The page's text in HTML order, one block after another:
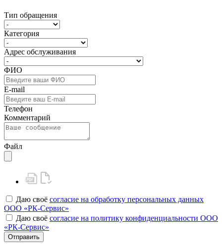
Тип обращения
Категория
Адрес обслуживания
ФИО
E-mail
Телефон
Комментарий
Файл
Даю своё согласие на обработку персональных данных
ООО «РК-Сервис»
Даю своё согласие на политику конфиденциальности ООО
«РК-Сервис»
Отправить